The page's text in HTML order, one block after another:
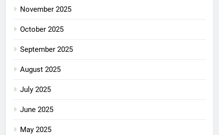
November 2025
October 2025
September 2025
August 2025
July 2025
June 2025
May 2025